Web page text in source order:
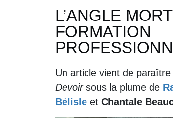
L’ANGLE
FORMATION
Un article vient de paraître
Devoirsous la plume de
Bélisleet Chantale